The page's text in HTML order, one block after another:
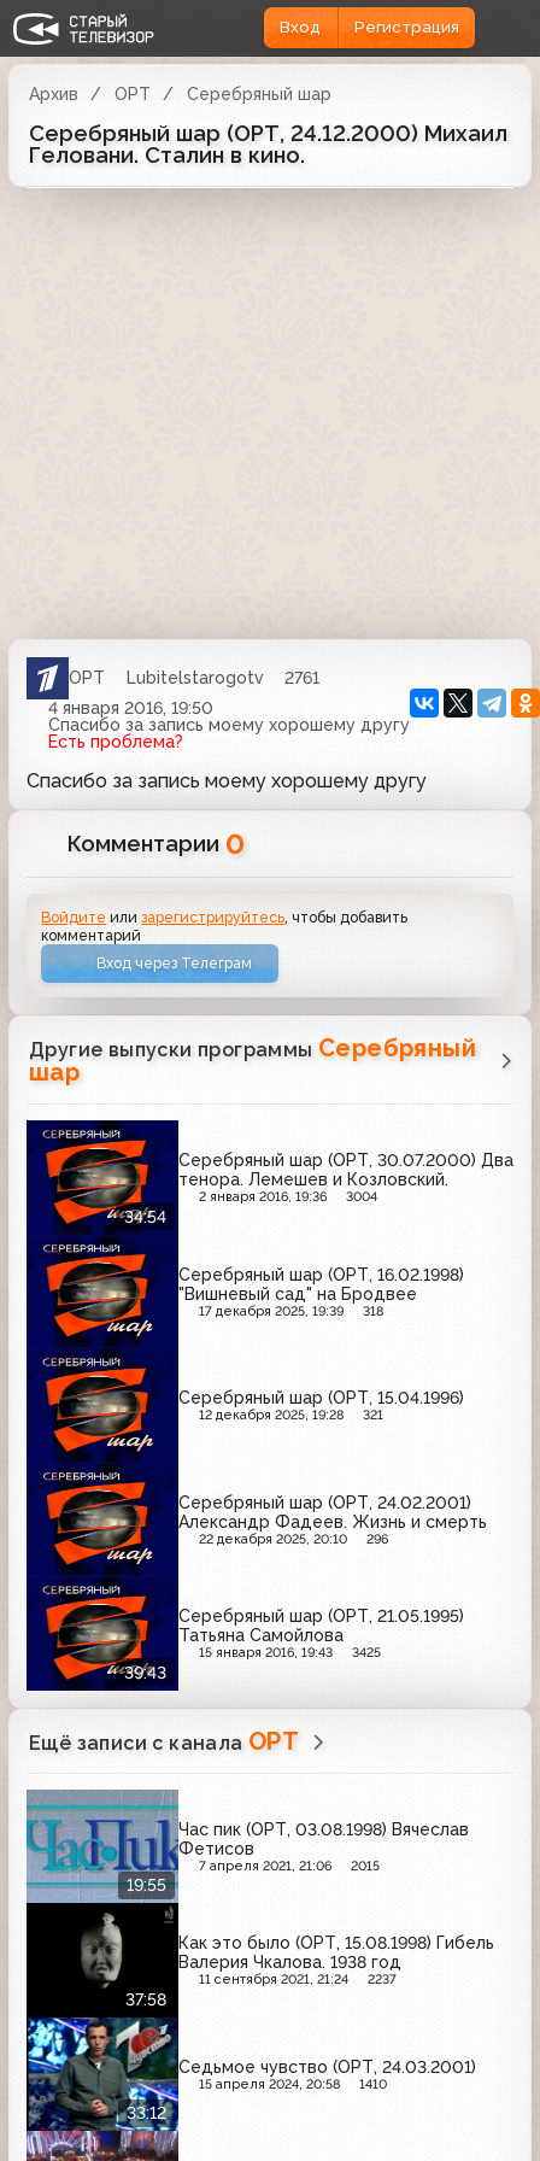
Вход Регистрация
Архив ОРТ Серебряный шар
Серебряный шар (ОРТ, 24.12.2000) Михаил
Геловани. Сталин в кино.
ОРТ Lubitelstarogotv
2761
4 января 2016, 19:50
Спасибо за запись моему хорошему другу
Есть проблема?
Спасибо за запись моему хорошему другу
Комментарии 0
Войдите илизарегистрируйтесь , чтобы добавить
комментарий
Вход через Телеграм
Другие выпуски программы Серебряный
шар
34:54
Серебряный шар (ОРТ, 30.07.2000) Два
тенора. Лемешев и Козловский.
2 января 2016, 19:36 3004
Серебряный шар (ОРТ, 16.02.1998)
"Вишневый сад" на Бродвее
17 декабря 2025, 19:39 318
Серебряный шар (ОРТ, 15.04.1996)
12 декабря 2025, 19:28 321
Серебряный шар (ОРТ, 24.02.2001)
Александр Фадеев. Жизнь и смерть
22 декабря 2025, 20:10 296
39:43
Серебряный шар (ОРТ, 21.05.1995)
Татьяна Самойлова
15 января 2016, 19:43 3425
Ещё записи с канала ОРТ
19:55
Час пик (ОРТ, 03.08.1998) Вячеслав
Фетисов
7 апреля 2021, 21:06 2015
37:58
Как это было (ОРТ, 15.08.1998) Гибель
Валерия Чкалова. 1938 год
11 сентября 2021, 21:24 2237
33:12
Седьмое чувство (ОРТ, 24.03.2001)
15 апреля 2024, 20:58 1410